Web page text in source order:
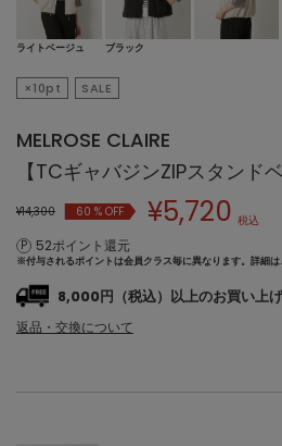
ライトベージュ ブラック
×10pt SALE
MELROSE CLAIRE
【TCギャバジンZIPスタンドベ
¥14,300 60% OFF ¥5,720 税込
52ポイント還元
※付与されるポイントは会員クラス毎に異なります。 詳細は
8,000円（税込）以上のお買い上
返品・交換について